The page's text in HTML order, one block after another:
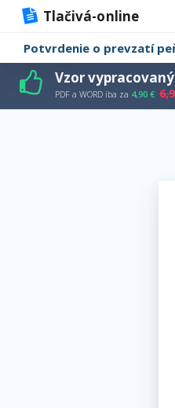
Tlačivá-online
Potvrdenie o prevzatí
Vzor
PDF a WORD iba za 4,90 €